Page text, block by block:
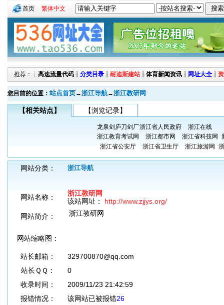
首页 繁体中文
推荐：┊ 高速流量代码 ┊ 分类目录 ┊ 耐迪斯建站 ┊ 体育新闻资讯 ┊ 网址大全 ┊
您目前的位置： 站点首页→浙江导航→浙江教研网
【相关站点】 【浏览记录】
龙泉剑庐刀剑厂浙江省人民政府
浙江在线
浙江教育考试网
浙江都市网 浙江省科技网
浙江省公安厅
浙江省卫生厅 浙江旅游网
网站分类： 浙江导航
网站名称：
浙江教研网
该站网址： http://www.zjjys.org/
网站简介：
浙江教研网
网站缩略图：
站长邮箱：
329700870@qq.com
站长ＱＱ：
0
收录时间：
2009/11/23 21:42:59
报错情况：
该网站已被报错26